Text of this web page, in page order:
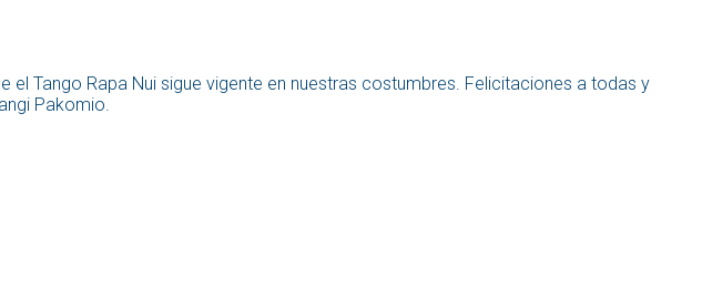
Tango Rapa Nui sigue vigente en nuestras costumbres. Felicitaciones a todas y
Pakomio.